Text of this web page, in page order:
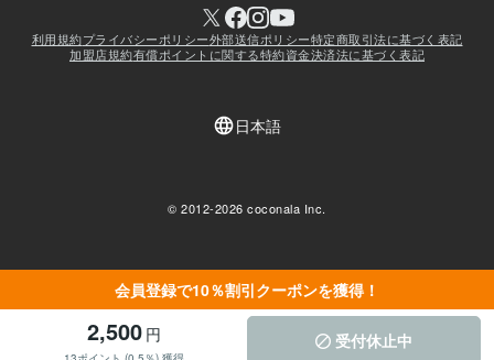
会員登録で10％割引クーポンを獲得！
2,500 円 受付休止中